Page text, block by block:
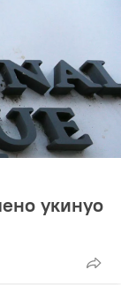
укинуо